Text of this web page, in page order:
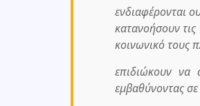
ενδιαφέρονται
κατανοήσουν τις
κοινωνικό τους
επιδιώκουν να
εμβαθύνοντας σε